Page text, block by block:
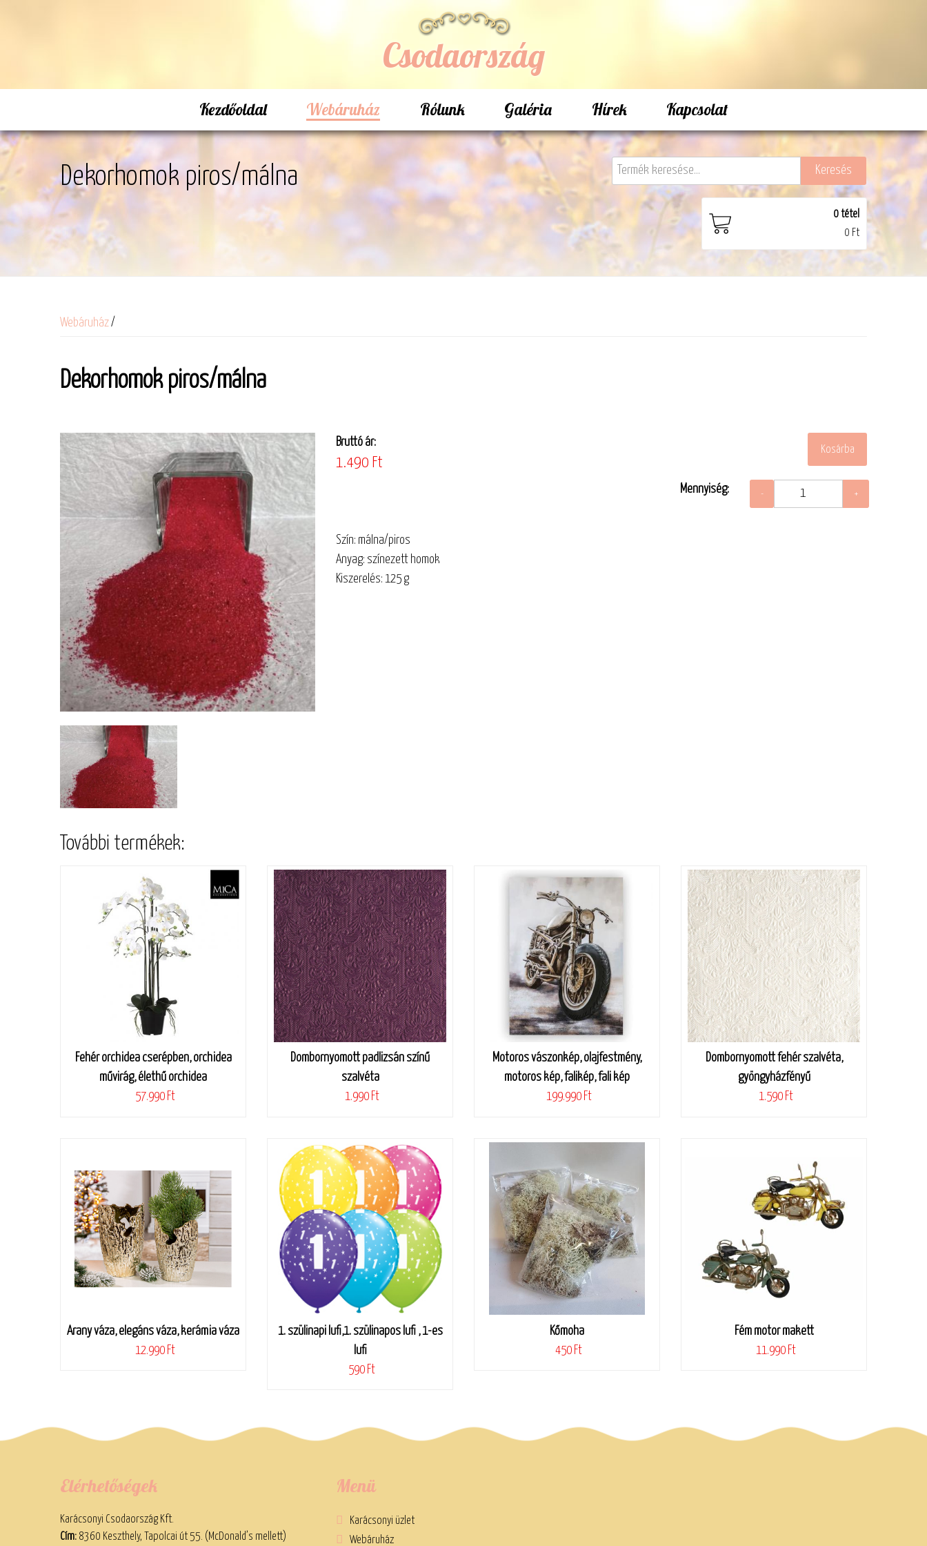
Csodaország
Kezdőoldal Webáruház Rólunk Galéria Hírek Kapcsolat
Dekorhomok piros/málna
0tétel
0 Ft
Webáruház/
Dekorhomok piros/málna
Bruttó ár:
1.490 Ft
Mennyiség:
Szín: málna/piros
Anyag: színezett homok
Kiszerelés: 125 g
További termékek:
Fehér orchidea cserépben, orchidea
művirág, élethű orchidea
57.990 Ft
Dombornyomott padlizsán színű
szalvéta
1.990 Ft
Motoros vászonkép, olajfestmény,
motoros kép, falikép, fali kép
199.990 Ft
Dombornyomott fehér szalvéta,
gyöngyházfényű
1.590 Ft
Arany váza, elegáns váza, kerámia váza
12.990 Ft
1. szülinapi lufi,1. szülinapos lufi , 1-es
lufi
590 Ft
Kőmoha
450 Ft
Fém motor makett
11.990 Ft
Elérhetőségek
Karácsonyi Csodaország Kft.
Cím: 8360 Keszthely, Tapolcai út 55. (McDonald’s mellett)
Menü
Karácsonyi üzlet
Webáruház